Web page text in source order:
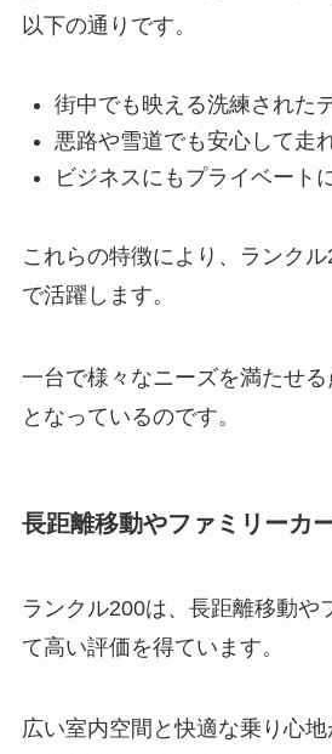
以下の通りです。
街中でも映える洗練された
悪路や雪道でも安心して走
ビジネスにもプライベート
これらの特徴により、ランク
で活躍します。
一台で様々なニーズを満たせ
となっているのです。
長距離移動やファミリーカ
ランクル200は、長距離移動や
て高い評価を得ています。
広い室内空間と快適な乗り心